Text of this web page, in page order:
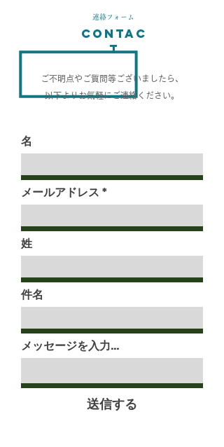
連絡フォーム
CONTAC
T
ご不明点やご質問等ございましたら、
以下よりお気軽にご連絡ください。
名
メールアドレス
姓
件名
メッセージを入力...
送信する